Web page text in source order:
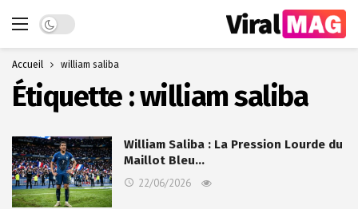
Dark mode
Accueil william saliba
Étiquette :william saliba
William Saliba : La Pression Lourde du
Maillot Bleu…
22/06/2026